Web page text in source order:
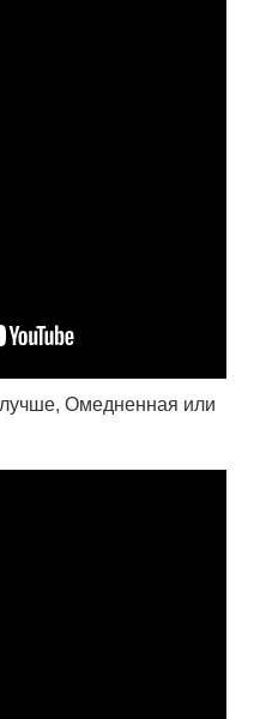
Омедненная или